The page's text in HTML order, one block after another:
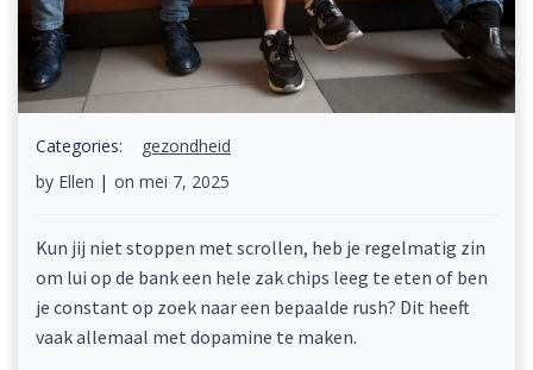
Categories:
gezondheid
by Ellen | on mei 7, 2025
Kun jij niet stoppen met scrollen, heb je regelmatig zin
om lui op de bank een hele zak chips leeg te eten of ben
je constant op zoek naar een bepaalde rush? Dit heeft
vaak allemaal met dopamine te maken.